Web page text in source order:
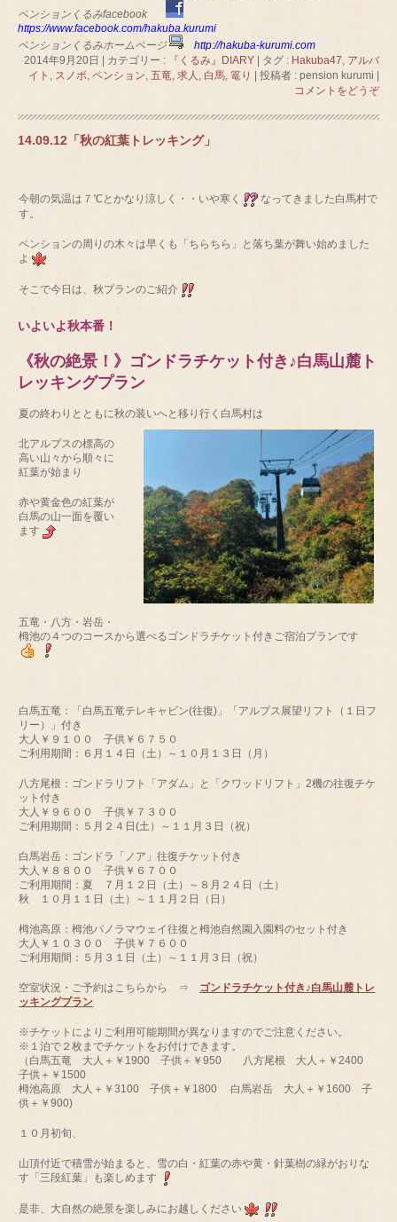
ペンションくるみfacebook
https://www.facebook.com/hakuba.kurumi
ペンションくるみホームページ
http://hakuba-kurumi.com
2014年9月20日
カテゴリー : 『くるみ』DIARY タグ : Hakuba47, アルバ
イト , スノボ, ペンション, 五竜, 求人 , 白馬, 篭り 投稿者 : pension kurumi
コメントをどうぞ
14.09.12「秋の紅葉トレッキング」
今朝の気温は７℃とかなり涼しく・・いや寒く
なってきました白馬村で
す。
ペンションの周りの木々は早くも「ちらちら」と落ち葉が舞い始めました
よ
そこで今日は、秋プランのご紹介
いよいよ秋本番！
《秋の絶景！》ゴンドラチケット付き♪白馬山麓ト
レッキングプラン
夏の終わりとともに秋の装いへと移り行く白馬村は
北アルプスの標高の
高い山々から順々に
紅葉が始まり
赤や黄金色の紅葉が
白馬の山一面を覆い
ます
五竜・八方・岩岳・
栂池の４つのコースから選べるゴンドラチケット付きご宿泊プランです
白馬五竜：「白馬五竜テレキャビン(往復)」「アルプス展望リフト（１日フ
リー）」付き
大人￥９１００ 子供￥６７５０
ご利用期間：６月１４日（土）～１０月１３日（月）
八方尾根：ゴンドラリフト「アダム」と「クワッドリフト」2機の往復チケ
ット付き
大人￥９６００ 子供￥７３００
ご利用期間：５月２４日(土）～１１月３日（祝）
白馬岩岳：ゴンドラ「ノア」往復チケット付き
大人￥８８００ 子供￥６７００
ご利用期間：夏 ７月１２日（土）～８月２４日（土）
秋 １０月１１日（土）～１１月２日（日）
栂池高原：栂池パノラマウェイ往復と栂池自然園入園料のセット付き
大人￥１０３００ 子供￥７６００
ご利用期間：５月３１日（土）～１１月３日（祝）
空室状況・ご予約はこちらから ⇒ ゴンドラチケット付き♪白馬山麓トレ
ッキングプラン
※チケットによりご利用可能期間が異なりますのでご注意ください。
※１泊で２枚までチケットをお付けできます。
（白馬五竜 大人＋￥1900 子供＋￥950 八方尾根 大人＋￥2400
子供＋￥1500
栂池高原 大人＋￥3100 子供＋￥1800 白馬岩岳 大人＋￥1600 子
供＋￥900)
１０月初旬、
山頂付近で積雪が始まると、雪の白・紅葉の赤や黄・針葉樹の緑がおりな
す「三段紅葉」も楽しめます
是非、大自然の絶景を楽しみにお越しください